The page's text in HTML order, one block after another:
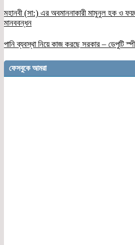
মহানবী (সা:) এর অবমাননাকারী মামুনুল হক ও
মানববন্ধন
পানি ব্যবস্থা নিয়ে কাজ করছে সরকার – ডেপুটি
ফেসবুকে আমরা